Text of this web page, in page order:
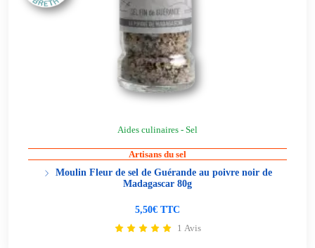
Aides culinaires - Sel
Artisans du sel
Moulin Fleur de sel de Guérande au poivre noir de
Madagascar 80g
5,50€ TTC
1 Avis